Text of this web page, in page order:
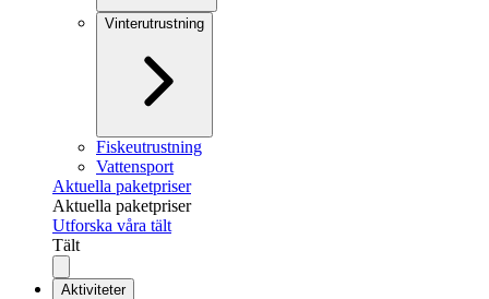
Vinterutrustning
Fiskeutrustning
Vattensport
Aktuella paketpriser
Aktuella paketpriser
Utforska våra tält
Tält
Aktiviteter